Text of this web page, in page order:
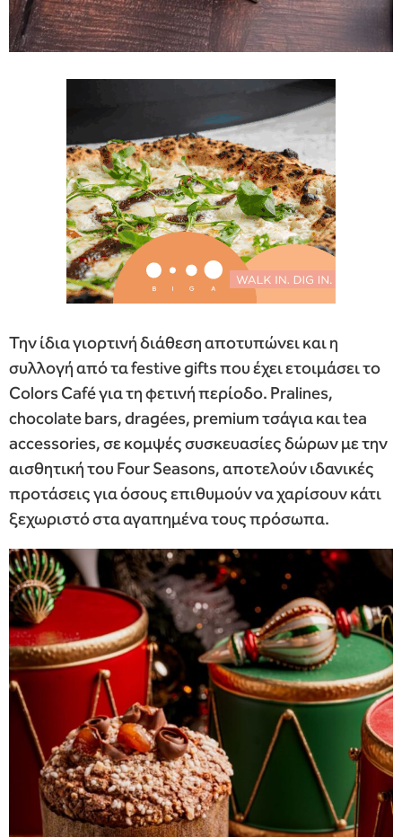
Την ίδια γιορτινή διάθεση αποτυπώνει και η
συλλογή από τα festive gifts που έχει ετοιμάσει το
Colors Café για τη φετινή περίοδο. Pralines,
chocolate bars, dragées, premium τσάγια και tea
accessories, σε κομψές συσκευασίες δώρων με την
αισθητική του Four Seasons, αποτελούν ιδανικές
προτάσεις για όσους επιθυμούν να χαρίσουν κάτι
ξεχωριστό στα αγαπημένα τους πρόσωπα.